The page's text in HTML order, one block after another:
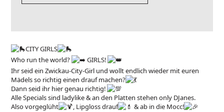
CITY GIRLS
Who run the world?
GIRLS!
Ihr seid ein Zwickau-City-Girl und wollt endlich wieder mit euren
Mädels so richtig einen drauf machen?
Dann seid ihr hier genau richtig!
Alle Specials sind ladylike & an den Platten stehen only DJanes.
Also vorgeglüht
, Lipgloss drauf
& ab in die Mocc!